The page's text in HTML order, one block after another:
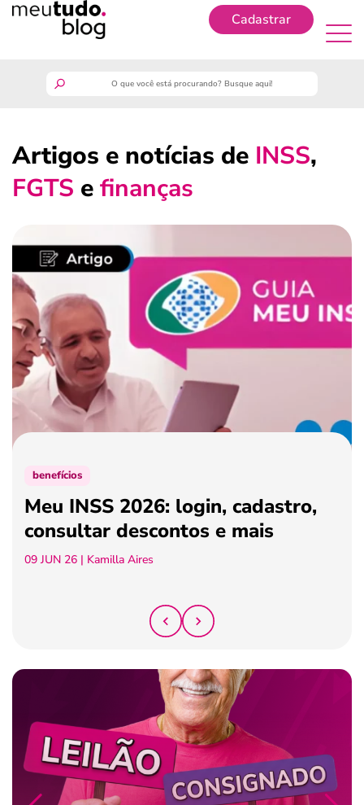
Cadastrar
guia do trabalhador
benefícios
crédito fácil
últimas notícias
ferramentas
Artigos e notícias de INSS,
FGTS efinanças
benefícios
Meu INSS 2026: login, cadastro,
consultar descontos e mais
09 JUN 26 | Kamilla Aires